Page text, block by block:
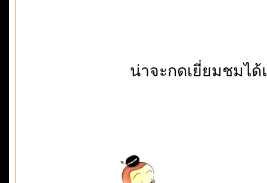
น่าจะกดเยี่ยมชมไ